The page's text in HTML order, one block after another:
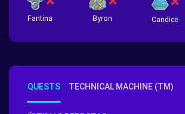
Fantina Byron Candice
QUESTS TECHNICAL MACHINE (TM)